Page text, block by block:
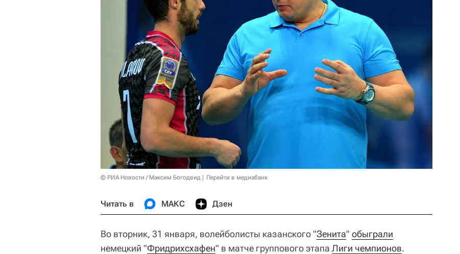
© РИА Новости / Максим Богодвид Перейти в медиабанк
Читать в МАКС Дзен
Во вторник, 31 января, волейболисты казанского "Зенита" обыграли
немецкий "Фридрихсхафен" в матче группового этапа Лиги чемпионов.